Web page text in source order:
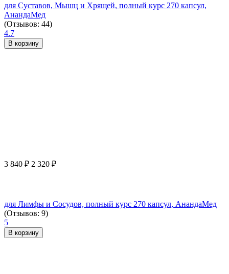
для Суставов, Мышц и Хрящей, полный курс 270 капсул,
АнандаМед
(Отзывов: 44)
4.7
В корзину
3 840 ₽ 2 320 ₽
для Лимфы и Сосудов, полный курс 270 капсул, АнандаМед
(Отзывов: 9)
5
В корзину